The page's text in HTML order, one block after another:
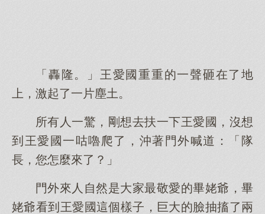
「轟隆。」王愛國重重的一聲砸在了地
上，激起了一片塵土。
所有人一驚，剛想去扶一下王愛國，沒想
到王愛國一咕嚕爬了，沖著門外喊道：「隊
長，您怎麼來了？」
門外來人自然是大家最敬愛的畢姥爺，畢
姥爺看到王愛國這個樣子，巨大的臉抽搐了兩